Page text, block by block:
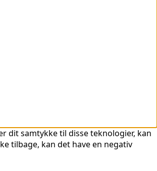
dit samtykke til disse teknologier, kan
tilbage, kan det have en negativ